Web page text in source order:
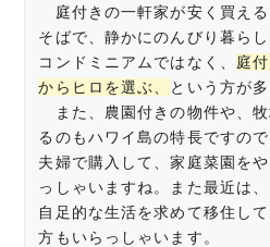
庭付きの一軒家が安く買え
そばで、静かにのんびり暮ら
コンドミニアムではなく、 庭
からヒロを選ぶ、 という方が
また、農園付きの物件や、
るのもハワイ島の特長ですの
夫婦で購入して、家庭菜園を
っしゃいますね。また最近は
自足的な生活を求めて移住し
方もいらっしゃいます。